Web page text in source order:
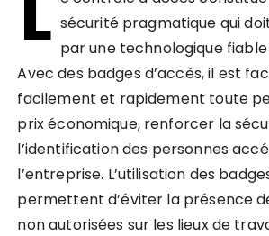
sécurité pragmatique qui
par une technologique
Avec des badges d’accès, il est
facilement et rapidement toute
prix économique, renforcer la
l’identification des personnes
l’entreprise. L’utilisation des
permettent d’éviter la présence
non autorisées sur les lieux de